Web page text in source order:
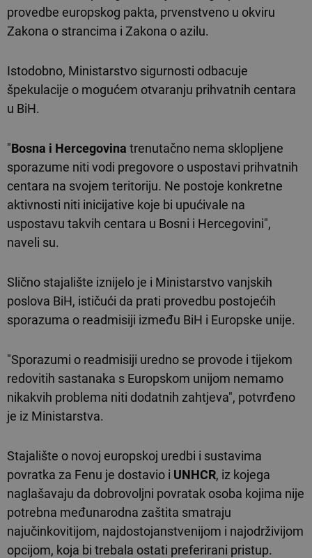
provedbe europskog pakta, prvenstveno u okviru
Zakona o strancima i Zakona o azilu.
Istodobno, Ministarstvo sigurnosti odbacuje
špekulacije o mogućem otvaranju prihvatnih centara
u BiH.
"Bosna i Hercegovina trenutačno nema sklopljene
sporazume niti vodi pregovore o uspostavi prihvatnih
centara na svojem teritoriju. Ne postoje konkretne
aktivnosti niti inicijative koje bi upućivale na
uspostavu takvih centara u Bosni i Hercegovini",
naveli su.
Slično stajalište iznijelo je i Ministarstvo vanjskih
poslova BiH, ističući da prati provedbu postojećih
sporazuma o readmisiji između BiH i Europske unije.
"Sporazumi o readmisiji uredno se provode i tijekom
redovitih sastanaka s Europskom unijom nemamo
nikakvih problema niti dodatnih zahtjeva", potvrđeno
je iz Ministarstva.
Stajalište o novoj europskoj uredbi i sustavima
povratka za Fenu je dostavio i UNHCR, iz kojega
naglašavaju da dobrovoljni povratak osoba kojima nije
potrebna međunarodna zaštita smatraju
najučinkovitijom, najdostojanstvenijom i najodrživijom
opcijom, koja bi trebala ostati preferirani pristup.